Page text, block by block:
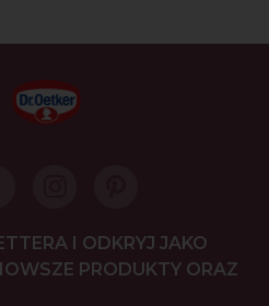
I ODKRYJ JAKO
PRODUKTY ORAZ